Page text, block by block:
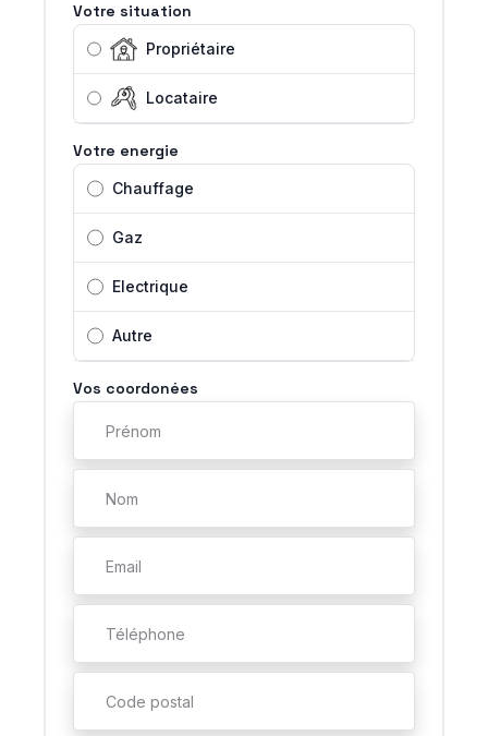
Votre situation
Propriétaire
Locataire
Votre energie
Chauffage
Gaz
Electrique
Autre
Vos coordonées